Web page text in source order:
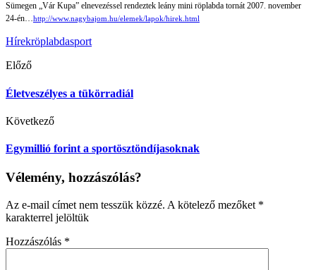
Sümegen „Vár Kupa” elnevezéssel rendeztek leány mini röplabda tornát 2007. november
24-én…http://www.nagybajom.hu/elemek/lapok/hirek.html
Hírekröplabdasport
Előző
Életveszélyes a tükörradiál
Következő
Egymillió forint a sportösztöndíjasoknak
Vélemény, hozzászólás?
Az e-mail címet nem tesszük közzé. A kötelező mezőket *
karakterrel jelöltük
Hozzászólás *